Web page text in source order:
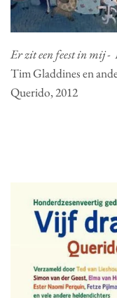
Er zit een feest in mij -
Tim Gladdines en
Querido, 2012